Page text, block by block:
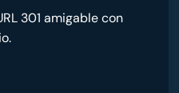
301 amigable con